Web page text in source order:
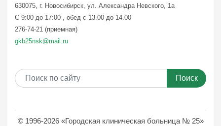
630075, г. Новосибирск, ул. Александра Невского, 1а
С 9:00 до 17:00 , обед с 13.00 до 14.00
276-74-21 (приемная)
gkb25nsk@mail.ru
Поиск
© 1996-2026 «Городская клиническая больница № 25»